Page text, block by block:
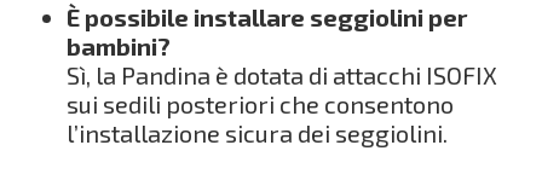
È possibile installare seggiolini per
bambini?
Sì, la Pandina è dotata di attacchi ISOFIX
sui sedili posteriori che consentono
l’installazione sicura dei seggiolini.